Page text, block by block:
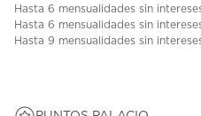
Hasta 6 mensualidades sin
Hasta 6 mensualidades sin
Hasta 9 mensualidades sin